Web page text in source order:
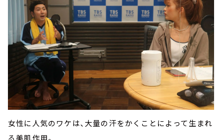
女性に人気のワケは、大量の汗をかくことによって生まれ
る美肌作用。